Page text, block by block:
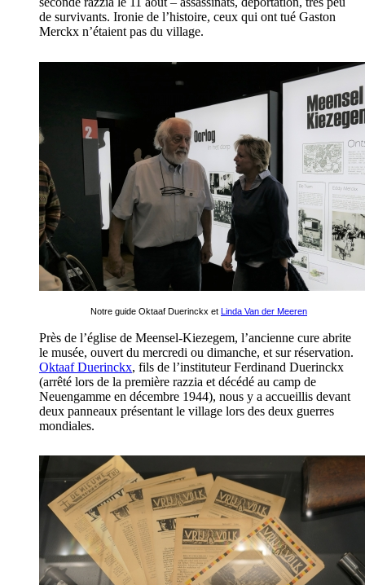
de survivants. Ironie de l’histoire, ceux qui ont tué Gaston
Merckx n’étaient pas du village.
Notre guide Oktaaf Duerinckx et Linda Van der Meeren
Près de l’église de Meensel-Kiezegem, l’ancienne cure abrite
le musée, ouvert du mercredi ou dimanche, et sur réservation.
Oktaaf Duerinckx, fils de l’instituteur Ferdinand Duerinckx
(arrêté lors de la première razzia et décédé au camp de
Neuengamme en décembre 1944), nous y a accueillis devant
deux panneaux présentant le village lors des deux guerres
mondiales.